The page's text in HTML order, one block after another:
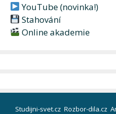
YouTube (novinka!)
Stahování
Online akademie
Studijni-svet.cz Rozbor-dila.cz